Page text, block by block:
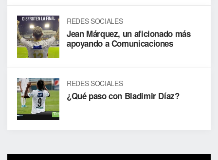
REDES SOCIALES
Jean Márquez, un aficionado más
apoyando a Comunicaciones
REDES SOCIALES
¿Qué paso con Bladimir Díaz?